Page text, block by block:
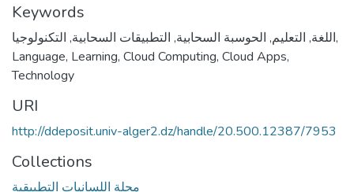
Keywords
اللغة, التعليم, الحوسبة السحابية, التطبيقات السحابية, التكنولوجيا
,
Language, Learning, Cloud Computing, Cloud Apps,
Technology
URI
http://ddeposit.univ-alger2.dz/handle/20.500.12387/7953
Collections
مجلة اللسانيات التطبيقية